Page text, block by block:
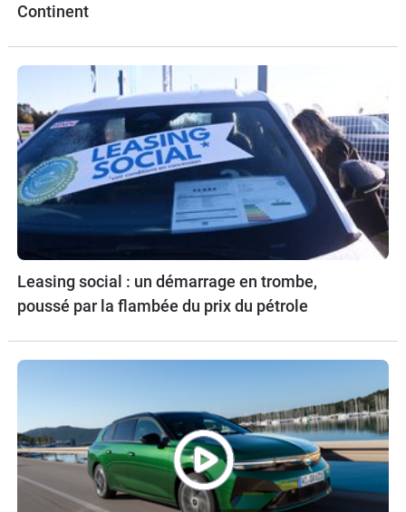
Continent
Leasing social : un démarrage en trombe,
poussé par la flambée du prix du pétrole